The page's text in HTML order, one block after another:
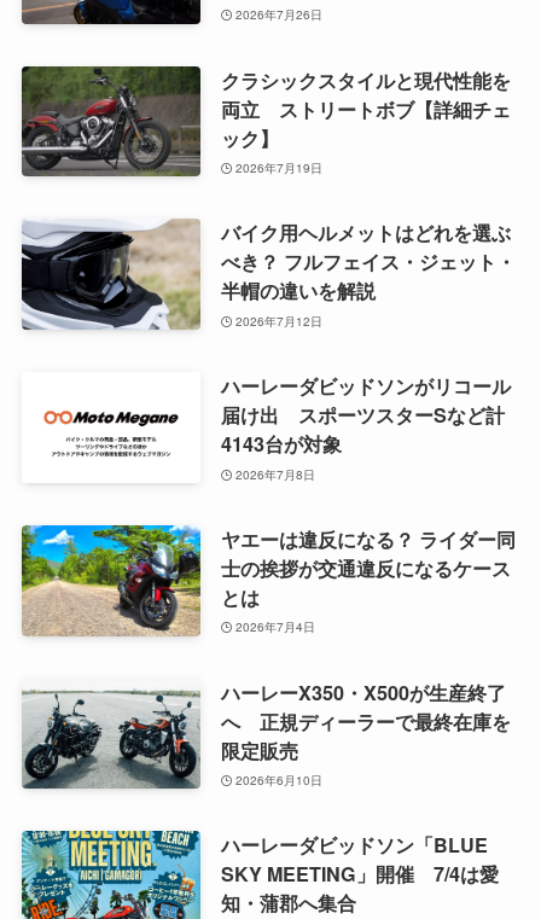
2026年7月26日
クラシックスタイルと現代性能を
両立 ストリートボブ【詳細チェ
ック】
2026年7月19日
バイク用ヘルメットはどれを選ぶ
べき？ フルフェイス・ジェット・
半帽の違いを解説
2026年7月12日
ハーレーダビッドソンがリコール
届け出 スポーツスターSなど計
4143台が対象
2026年7月8日
ヤエーは違反になる？ ライダー同
士の挨拶が交通違反になるケース
とは
2026年7月4日
ハーレーX350・X500が生産終了
へ 正規ディーラーで最終在庫を
限定販売
2026年6月10日
ハーレーダビッドソン「BLUE
SKY MEETING」開催 7/4は愛
知・蒲郡へ集合